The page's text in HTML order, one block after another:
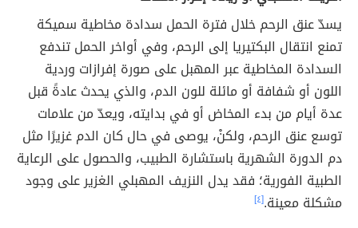
يسدّ عنق الرحم خلال فترة الحمل سدادة مخاطية سميكة
تمنع انتقال البكتيريا إلى الرحم، وفي أواخر الحملتندفع
السدادة المخاطية عبر المهبل على صورة إفرازات وردية
اللون أو شفافة أو مائلة للون الدم، والذي يحدث عادةً قبل
عدة أيام من بدء المخاض أو في بدايته، ويعدّ من علامات
توسع عنق الرحم، ولكنْ، يوصى في حال كان الدم غزيرًا مثل
دم الدورة الشهرية باستشارة الطبيب، والحصول على الرعاية
الطبية الفورية؛ فقد يدل النزيف المهبلي الغزير على وجود
مشكلة معينة.[٤]